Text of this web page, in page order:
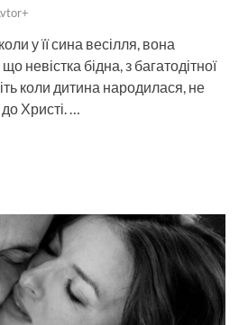
у її сина весілля, вона
невістка бідна, з багатодітної
коли дитина народилася, не
Христі. …